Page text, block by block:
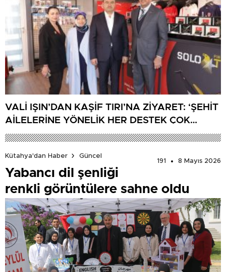
VALİ IŞIN’DAN KAŞİF TIRI’NA ZİYARET: ‘ŞEHİT
AİLELERİNE YÖNELİK HER DESTEK ÇOK
DEĞERLİ’
Kütahya'dan Haber
Güncel
191
8 Mayıs 2026
Yabancı dil şenliği
renkli görüntülere sahne oldu